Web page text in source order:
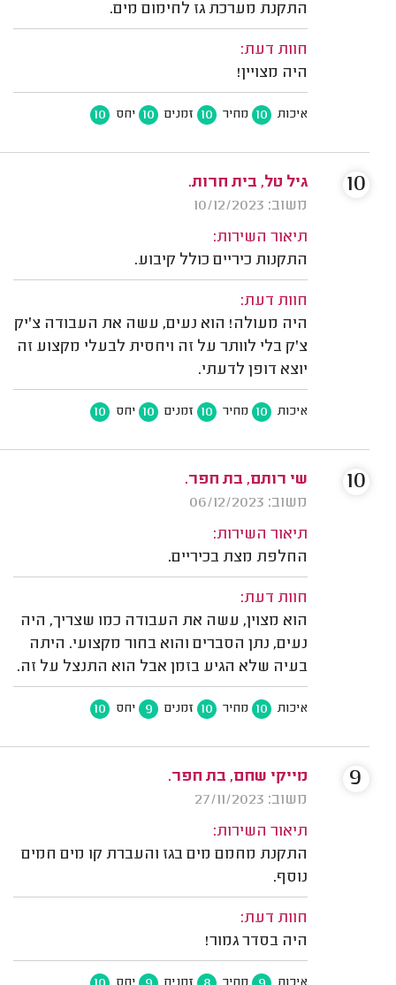
התקנת מערכת גז לחימום מים.
חוות דעת:
היה מצויין!
איכות 10 מחיר 10 זמנים 10 יחס 10
גיל טל, בית חרות.
משוב: 10/12/2023
תיאור השירות:
התקנות כיריים כולל קיבוע.
חוות דעת:
היה מעולה! הוא נעים, עשה את העבודה צ'יק
צ'ק בלי לוותר על זה ויחסית לבעלי מקצוע זה
יוצא דופן לדעתי.
איכות 10 מחיר 10 זמנים 10 יחס 10
10
שי רותם, בת חפר.
משוב: 06/12/2023
תיאור השירות:
החלפת מצת בכיריים.
חוות דעת:
הוא מצוין, עשה את העבודה כמו שצריך, היה
נעים, נתן הסברים והוא בחור מקצועי. היתה
בעיה שלא הגיע בזמן אבל הוא התנצל על זה.
איכות 10 מחיר 10 זמנים 9 יחס 10
10
מייקי שחם, בת חפר.
משוב: 27/11/2023
תיאור השירות:
התקנת מחמם מים בגז והעברת קו מים חמים
נוסף.
חוות דעת:
היה בסדר גמור!
9